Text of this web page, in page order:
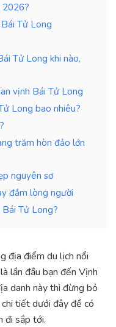
2026?
Tử Long
Tử Long khi nào,
vịnh Bái Tử Long
Long bao nhiêu?
trăm hòn đảo lớn
nguyên sơ
đắm lòng người
Tử Long?
địa điểm du lịch nổi
lần đầu bạn đến Vịnh
danh này thì đừng bỏ
tiết dưới đây để có
đi sắp tới.